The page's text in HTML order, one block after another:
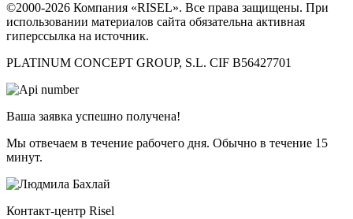
©2000-2026 Компания «RISEL». Все права защищены. При
использовании материалов сайта обязательна активная
гиперссылка на источник.
PLATINUM CONCEPT GROUP, S.L. CIF B56427701
Ваша заявка успешно получена!
Мы отвечаем в течение рабочего дня. Обычно в течение 15
минут.
Контакт-центр Risel